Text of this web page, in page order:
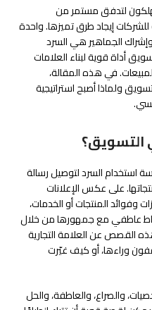
لتدفق مستمر من
إيجاد طرق تميزها. واحدة
الجماهير هي السرد
أداة قوية لبناء العلامات
في هذه المقالة،
ولماذا أصبح استراتيجية
التسويق؟
السرد لتوصيل رسالة
على عكس الإعلانات
وفوائد المنتجات أو الخدمات،
عاطفي مع جمهورها من خلال
القصص عن العلامة التجارية
وراءها، أو كيف غيّرت
والصراع، والعاطفة، والحل